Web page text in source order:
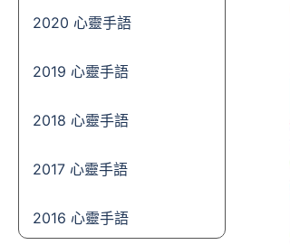
2020 心靈手語
2019 心靈手語
2018 心靈手語
2017 心靈手語
2016 心靈手語